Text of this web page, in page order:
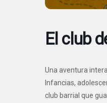
El club
Una aventura
Infancias,
club barrial que